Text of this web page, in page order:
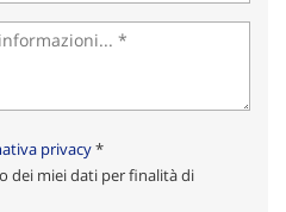
privacy*
dei miei dati per finalità di